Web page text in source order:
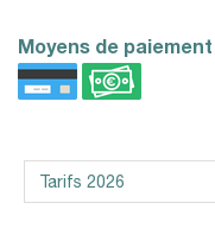
Moyens de paiement